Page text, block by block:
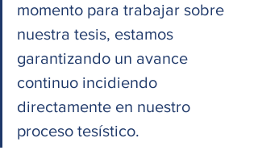
momento para trabajar sobre
nuestra tesis, estamos
garantizando un avance
continuo incidiendo
directamente en nuestro
proceso tesístico.